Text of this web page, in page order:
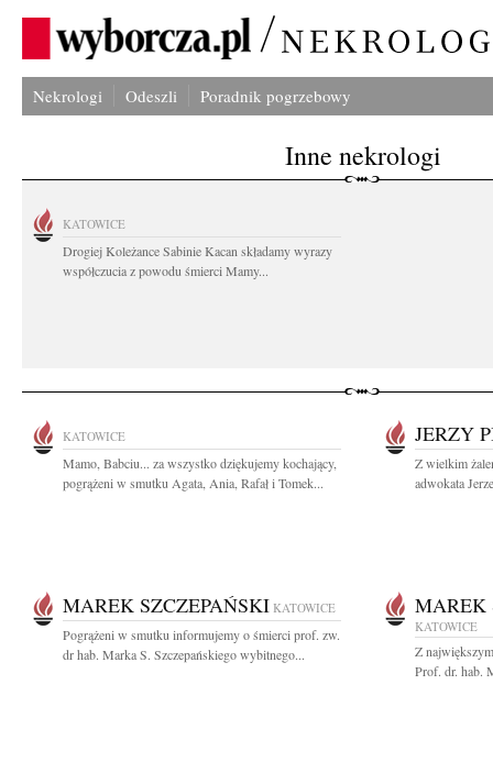
Nekrologi Odeszli Poradnik pogrzebowy
Inne nekrologi
KATOWICE
Drogiej Koleżance Sabinie Kacan składamy wyrazy
współczucia z powodu śmierci Mamy...
KATOWICE
Mamo, Babciu... za wszystko dziękujemy kochający,
pogrążeni w smutku Agata, Ania, Rafał i Tomek...
JERZY
Z wielkim
adwokata
MAREK SZCZEPAŃSKI KATOWICE
Pogrążeni w smutku informujemy o śmierci prof. zw.
dr hab. Marka S. Szczepańskiego wybitnego...
MAREK
KATOWICE
Z
Prof. dr. hab.